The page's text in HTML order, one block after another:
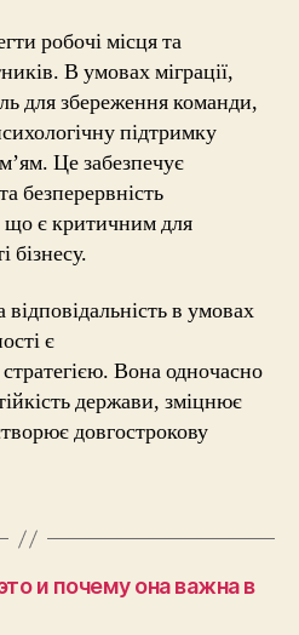
робочі місця та
В умовах міграції,
для збереження команди,
підтримку
Це забезпечує
безперервність
що є критичним для
бізнесу.
в умовах
є
Вона одночасно
держави, зміцнює
довгострокову
и почему она важна в